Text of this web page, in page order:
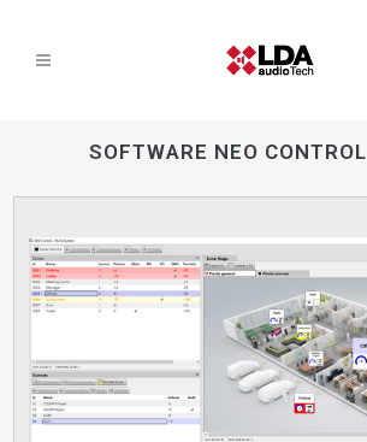
SOFTWARE NEO CONTROL